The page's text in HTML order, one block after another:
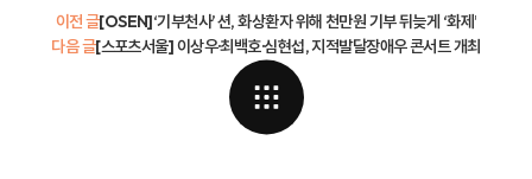
이전 글[OSEN]‘기부천사’ 션, 화상환자 위해 천만원 기부 뒤늦게 ‘화제’
[스포츠서울] 이상우·최백호·심현섭, 지적발달장애우 콘서트 개최
다음 글